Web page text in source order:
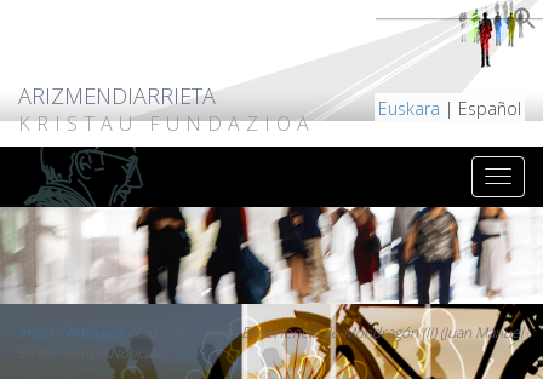
ARIZMENDIARRIETA
KRISTAU FUNDAZIOA
Euskara | Español
Inicio/ Artículos /Las claves de la Experiencia de Mondragón (II) (Juan Manuel
Sinde. Grupo Noticias)